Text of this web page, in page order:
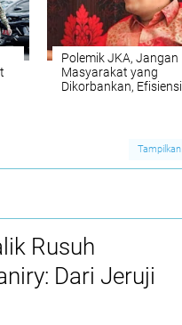
Polemik JKA, Jangan
Masyarakat yang
Dikorbankan, Efisiensi
Tampilkan
Rusuh
Dari Jeruji